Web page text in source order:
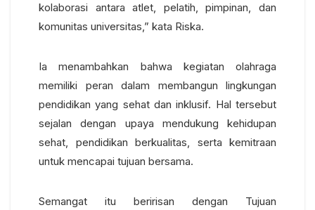
kolaborasi antara atlet, pelatih, pimpinan, dan
komunitas universitas,” kata Riska.
Ia menambahkan bahwa kegiatan olahraga
memiliki peran dalam membangun lingkungan
pendidikan yang sehat dan inklusif. Hal tersebut
sejalan dengan upaya mendukung kehidupan
sehat, pendidikan berkualitas, serta kemitraan
untuk mencapai tujuan bersama.
Semangat itu beririsan dengan Tujuan